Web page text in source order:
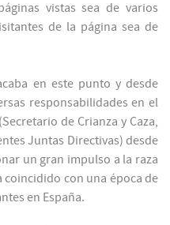
vistas sea de varios
de la página sea de
en este punto y desde
responsabilidades en el
de Crianza y Caza,
Juntas Directivas) desde
un gran impulso a la raza
coincidido con una época de
en España.